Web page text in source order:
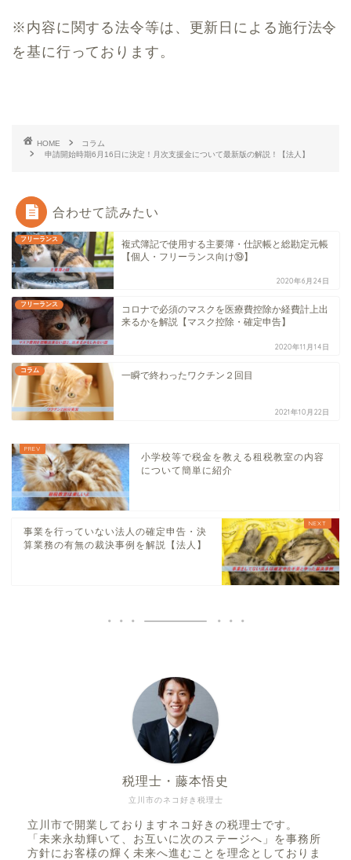
※内容に関する法令等は、更新日による施行法令
を基に行っております。
HOME
コラム
申請開始時期6月16日に決定！月次支援金について最新版の解説！【法人】
合わせて読みたい
フリーランス
複式簿記で使用する主要簿・仕訳帳と総勘定元帳
【個人・フリーランス向け⑲】
2020年6月24日
フリーランス
コロナで必須のマスクを医療費控除か経費計上出
来るかを解説【マスク控除・確定申告】
2020年11月14日
コラム 一瞬で終わったワクチン２回目
2021年10月22日
小学校等で税金を教える租税教室の内容
について簡単に紹介
事業を行っていない法人の確定申告・決
算業務の有無の裁決事例を解説【法人】
立川市のネコ好き税理士
税理士・藤本悟史
立川市で開業しておりますネコ好きの税理士です。
「未来永劫輝いて、お互いに次のステージへ」を事務所
方針にお客様の輝く未来へ進むことを理念としておりま